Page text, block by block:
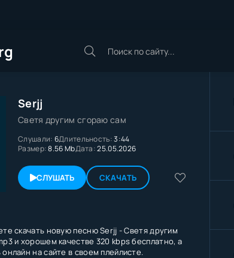
Serjj
Светя другим сгораю сам
Слушали: 6Длительность:3:44
Размер: 8.56 MbДата:25.05.2026
СЛУШАТЬ СКАЧАТЬ
скачать новую песню Serjj - Светя другим
и хорошем качестве 320 kbps бесплатно, а
на сайте в своем плейлисте.